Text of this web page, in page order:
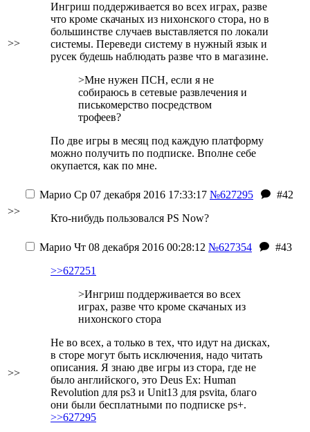
>>
Ингриш поддерживается во всех играх, разве
что кроме скачаных из нихонского стора, но в
большинстве случаев выставляется по локали
системы. Переведи систему в нужный язык и
русек будешь наблюдать разве что в магазине.
>Мне нужен ПСН, если я не
собираюсь в сетевые развлечения и
писькомерство посредством
трофеев?
По две игры в месяц под каждую платформу
можно получить по подписке. Вполне себе
окупается, как по мне.
>>
Марио Ср 07 декабря 2016 17:33:17 №627295
#42
Кто-нибудь пользовался PS Now?
>>
Марио Чт 08 декабря 2016 00:28:12 №627354
#43
>>627251
>Ингриш поддерживается во всех
играх, разве что кроме скачаных из
нихонского стора
Не во всех, а только в тех, что идут на дисках,
в сторе могут быть исключения, надо читать
описания. Я знаю две игры из стора, где не
было английского, это Deus Ex: Human
Revolution для ps3 и Unit13 для psvita, благо
они были бесплатными по подписке ps+.
>>627295